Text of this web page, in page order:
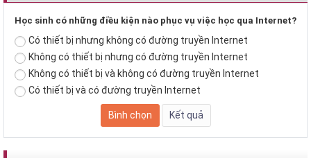
Học sinh có những điều kiện nào phục vụ việc học qua Internet?
Có thiết bị nhưng không có đường truyền Internet
Không có thiết bị nhưng có đường truyền Internet
Không có thiết bị và không có đường truyền Internet
Có thiết bị và có đường truyền Internet